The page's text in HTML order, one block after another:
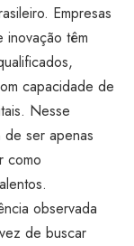
Empresas
inovação têm
capacidade de
Nesse
de ser apenas
como
observada
de buscar